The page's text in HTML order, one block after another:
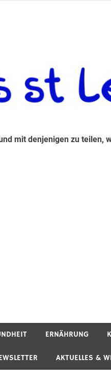
mit denjenigen zu teilen,
ERNÄHRUNG
AKTUELLES &